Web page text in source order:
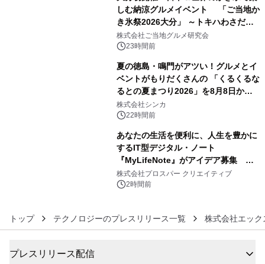
しむ納涼グルメイベント 「ご当地か
き氷祭2026大分」 ～トキハわさだタ
ウンで8月21日～31日まで11日間限定
開催～
株式会社ご当地グルメ研究会
23時間前
夏の徳島・鳴門がアツい！グルメとイ
ベントがもりだくさんの 「くるくるな
るとの夏まつり2026」を8月8日から9
日間開催 ～夏限定メニューや大抽選
会、大学芋スティックの振る舞いも～
株式会社シンカ
22時間前
あなたの生活を便利に、人生を豊かに
するIT型デジタル・ノート
『MyLifeNote』がアイデア募集 優
秀賞100名に1年間無償試用
株式会社プロスパー クリエイティブ
2時間前
トップ テクノロジーのプレスリリース一覧 株式会社エック
プレスリリース配信